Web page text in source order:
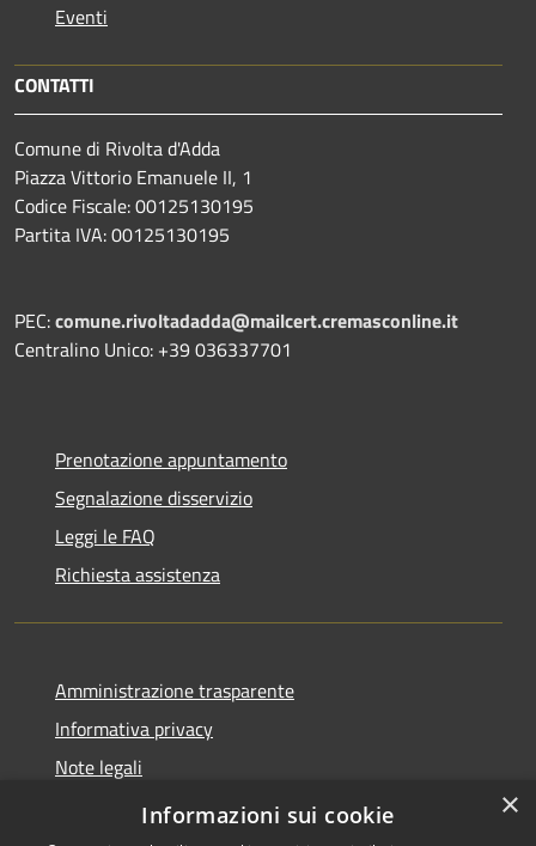
Eventi
CONTATTI
Comune di Rivolta d'Adda
Piazza Vittorio Emanuele II, 1
Codice Fiscale: 00125130195
Partita IVA: 00125130195
PEC:comune.rivoltadadda@mailcert.cremasconline.it
Centralino Unico: +39 036337701
Prenotazione appuntamento
Segnalazione disservizio
Leggi le FAQ
Richiesta assistenza
Amministrazione trasparente
Informativa privacy
Note legali
Dichiarazione di accessibilità
×
Informazioni sui cookie